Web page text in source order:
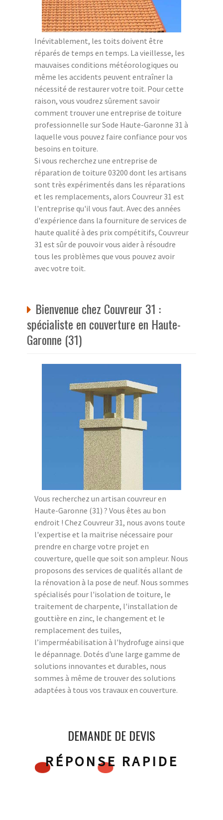
Inévitablement, les toits doivent être
réparés de temps en temps. La vieillesse, les
mauvaises conditions météorologiques ou
même les accidents peuvent entraîner la
nécessité de restaurer votre toit. Pour cette
raison, vous voudrez sûrement savoir
comment trouver une entreprise de toiture
professionnelle sur Sode Haute-Garonne 31 à
laquelle vous pouvez faire confiance pour vos
besoins en toiture.
Si vous recherchez une entreprise de
réparation de toiture 03200 dont les artisans
sont très expérimentés dans les réparations
et les remplacements, alors Couvreur 31 est
l'entreprise qu'il vous faut. Avec des années
d'expérience dans la fourniture de services de
haute qualité à des prix compétitifs, Couvreur
31 est sûr de pouvoir vous aider à résoudre
tous les problèmes que vous pouvez avoir
avec votre toit.
Bienvenue chez Couvreur 31 :
spécialiste en couverture en Haute-
Garonne (31)
Vous recherchez un artisan couvreur en
Haute-Garonne (31) ? Vous êtes au bon
endroit ! Chez Couvreur 31, nous avons toute
l'expertise et la maitrise nécessaire pour
prendre en charge votre projet en
couverture, quelle que soit son ampleur. Nous
proposons des services de qualités allant de
la rénovation à la pose de neuf. Nous sommes
spécialisés pour l'isolation de toiture, le
traitement de charpente, l'installation de
gouttière en zinc, le changement et le
remplacement des tuiles,
l’imperméabilisation à l'hydrofuge ainsi que
le dépannage. Dotés d'une large gamme de
solutions innovantes et durables, nous
sommes à même de trouver des solutions
adaptées à tous vos travaux en couverture.
DEMANDE DE DEVIS
RÉPONSE RAPIDE